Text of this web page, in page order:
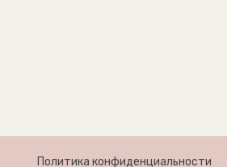
Политика конфиденциальности